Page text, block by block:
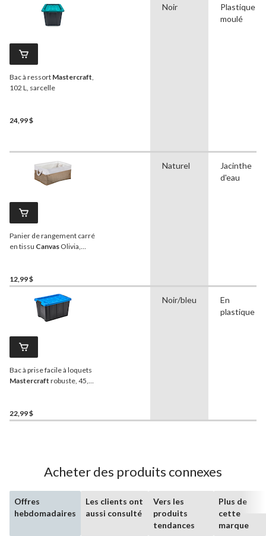
Bac à ressort Mastercraft
102 L, sarcelle
24,99 $
Noir
Plastique
moulé
Panier de rangement carré
en tissu Canvas Olivia,
12,99 $
Naturel
Jacinthe
d'eau
Bac à prise facile à loquets
Mastercraft robuste, 45,5
22,99 $
Noir/bleu
En
plastique
Acheter des produits connexes
Offres
hebdomadaires
Les clients ont
aussi consulté
Vers les
produits
tendances
Plus de
cette
marque